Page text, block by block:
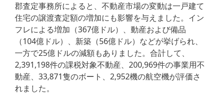
郡査定事務所によると、不動産市場の変動は一戸建て
住宅の譲渡査定額の増加にも影響を与えました。イン
フレによる増加（367億ドル）、動産および備品
（104億ドル）、新築（56億ドル）などが挙げられ、
一方で25億ドルの減額もありました。合計して、
2,391,198件の課税対象不動産、200,969件の事業用不
動産、33,871隻のボート、2,952機の航空機が評価さ
れました。